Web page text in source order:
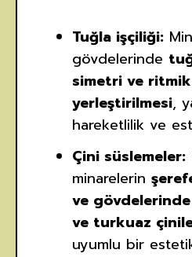
Tuğla işçiliği:
gövdelerinde
simetri ve
yerleştirilmesi,
hareketlilik ve
Çini süslemeler:
minarelerin
ve
ve turkuaz
uyumlu bir